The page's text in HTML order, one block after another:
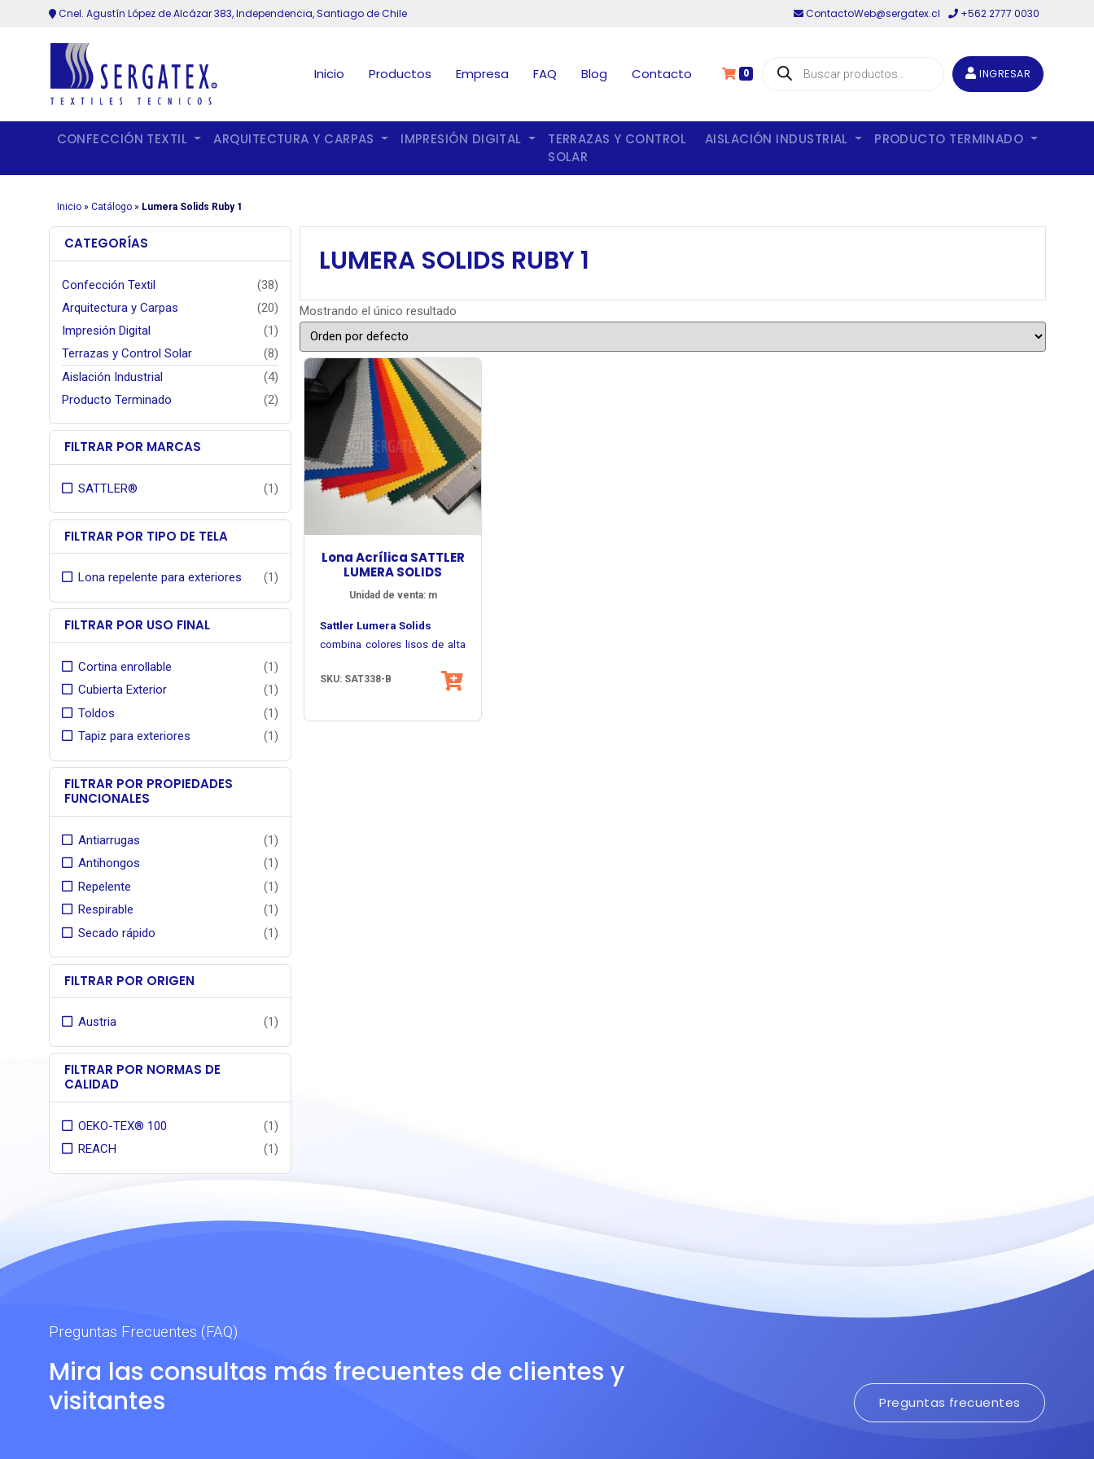
Cnel. Agustín López de Alcázar 383, Independencia, Santiago de Chile ContactoWeb@sergatex.cl +562 2777 0030
Inicio Productos Empresa FAQ Blog Contacto 0
Búsqueda
de INGRESAR
CONFECCIÓN TEXTIL ARQUITECTURA Y CARPAS IMPRESIÓN DIGITAL
TERRAZAS Y CONTROL
SOLAR
AISLACIÓN INDUSTRIAL PRODUCTO TERMINADO
Inicio» Catálogo» Lumera Solids Ruby 1
CATEGORÍAS
Confección Textil
(38)
Arquitectura y Carpas
(20)
Impresión Digital
(1)
Terrazas y Control Solar
(8)
Aislación Industrial
(4)
Producto Terminado
(2)
FILTRAR POR MARCAS
SATTLER® (1)
FILTRAR POR TIPO DE TELA
Lona repelente para exteriores (1)
FILTRAR POR USO FINAL
Cortina enrollable
(1)
Cubierta Exterior
(1)
Toldos
(1)
Tapiz para exteriores
(1)
FILTRAR POR PROPIEDADES
FUNCIONALES
Antiarrugas
(1)
Antihongos
(1)
Repelente
(1)
Respirable
(1)
Secado rápido
(1)
FILTRAR POR ORIGEN
Austria (1)
FILTRAR POR NORMAS DE
CALIDAD
OEKO-TEX® 100
(1)
REACH
(1)
LUMERA SOLIDS RUBY 1
Mostrando el único resultado
Lona Acrílica SATTLER
LUMERA SOLIDS
Unidad de venta: m
Sattler Lumera Solids
combina colores lisos de alta
uniforme y elegante,
desempeño en lonas acrílicas
Su estructura basada en fibra
una apariencia limpia y
colores durables
SKU: SAT338-B
Preguntas Frecuentes (FAQ)
Mira las consultas más frecuentes de clientes y
visitantes
Preguntas frecuentes